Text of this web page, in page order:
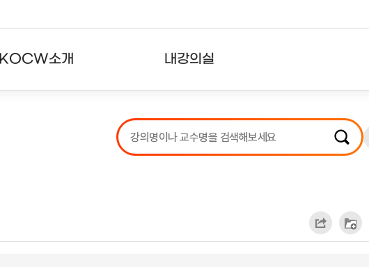
KOCW소개 내강의실
강의리스트
수강확인증강의